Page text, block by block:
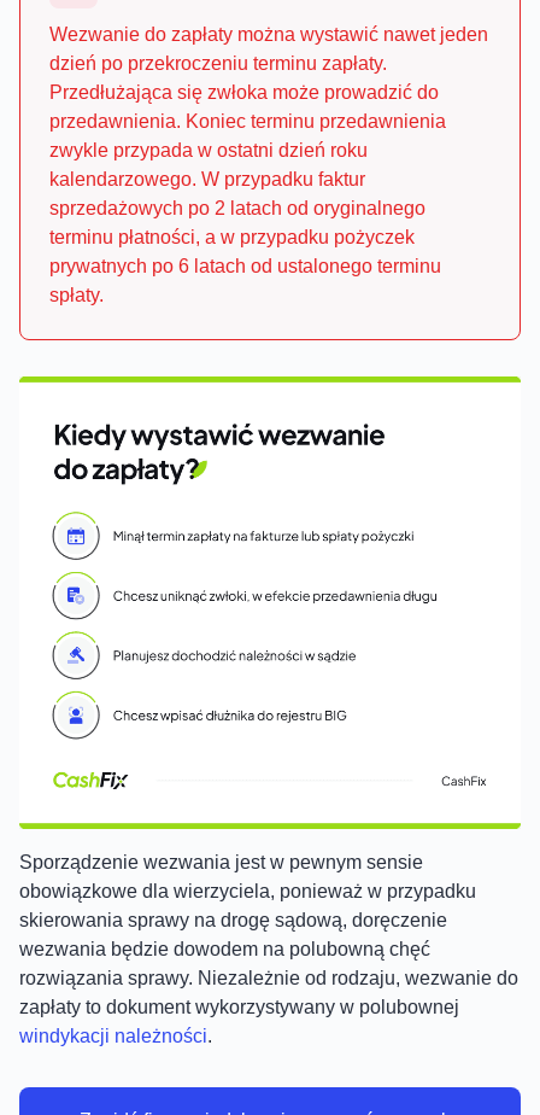
Wezwanie do zapłaty można wystawić nawet jeden
dzień po przekroczeniu terminu zapłaty.
Przedłużająca się zwłoka może prowadzić do
przedawnienia. Koniec terminu przedawnienia
zwykle przypada w ostatni dzień roku
kalendarzowego. W przypadku faktur
sprzedażowych po 2 latach od oryginalnego
terminu płatności, a w przypadku pożyczek
prywatnych po 6 latach od ustalonego terminu
spłaty.
Sporządzenie wezwania jest w pewnym sensie
obowiązkowe dla wierzyciela, ponieważ w przypadku
skierowania sprawy na drogę sądową, doręczenie
wezwania będzie dowodem na polubowną chęć
rozwiązania sprawy. Niezależnie od rodzaju, wezwanie do
zapłaty to dokument wykorzystywany w polubownej
windykacji należności.